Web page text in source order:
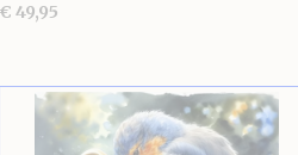
€ 49,95